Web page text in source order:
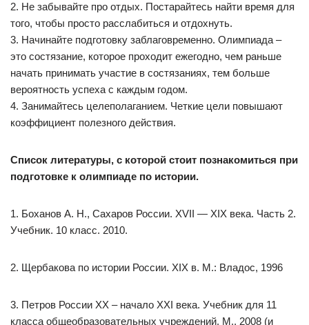
2. Не забывайте про отдых. Постарайтесь найти время для
того, чтобы просто расслабиться и отдохнуть.
3. Начинайте подготовку заблаговременно. Олимпиада –
это состязание, которое проходит ежегодно, чем раньше
начать принимать участие в состязаниях, тем больше
вероятность успеха с каждым годом.
4. Занимайтесь целеполаганием. Четкие цели повышают
коэффициент полезного действия.
Список литературы, с которой стоит познакомиться при
подготовке к олимпиаде по истории.
1. Боханов А. Н., Сахаров России. XVII — XIX века. Часть 2.
Учебник. 10 класс. 2010.
2. Щербакова по истории России. XIX в. М.: Владос, 1996
3. Петров России ХХ – начало ХХI века. Учебник для 11
класса общеобразовательных учреждений. М., 2008 (и